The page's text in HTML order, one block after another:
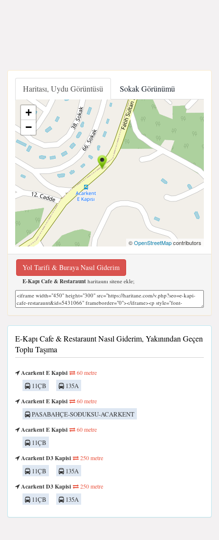
Haritası, Uydu Görüntüsü Sokak Görünümü
+
−
©OpenStreetMapcontributors
Yol Tarifi & Buraya Nasıl Giderim
E-Kapı Cafe & Restaraunt haritasını sitene ekle;
E-Kapı Cafe & Restaraunt Nasıl Giderim, Yakınından Geçen
Toplu Taşıma
Acarkent E Kapisi 60 metre
11ÇB
135A
Acarkent E Kapisi
60 metre
PASABAHÇE-SOÐUKSU-ACARKENT
Acarkent E Kapisi
60 metre
11ÇB
Acarkent D3 Kapisi
250 metre
11ÇB
135A
Acarkent D3 Kapisi
250 metre
11ÇB 135A